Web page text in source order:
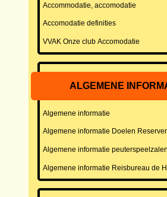
Accommodatie, accomodatie
Accomodatie definities
VVAK Onze club Accomodatie
ALGEMENE
Algemene informatie
Algemene informatie Doelen
Algemene informatie peuterspeelzalen
Algemene informatie Reisbureau de